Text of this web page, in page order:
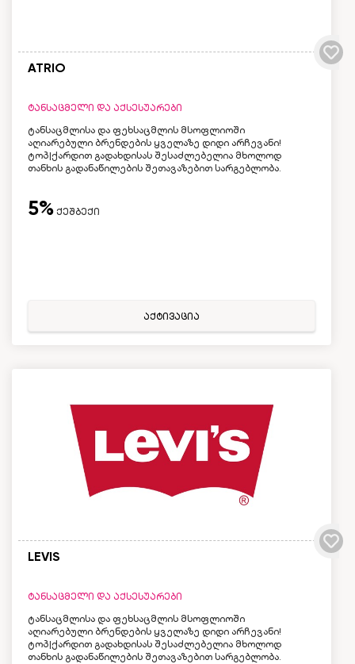
ATRIO
ტანსაცმელი და აქსესუარები
ტანსაცმლისა და ფეხსაცმლის მსოფლიოში
აღიარებული ბრენდების ყველაზე დიდი არჩევანი!
ტოპ|ქარდით გადახდისას შესაძლებელია მხოლოდ
თანხის გადანაწილების შეთავაზებით სარგებლობა.
5% ქეშბექი
აქტივაცია
LEVIS
ტანსაცმელი და აქსესუარები
ტანსაცმლისა და ფეხსაცმლის მსოფლიოში
აღიარებული ბრენდების ყველაზე დიდი არჩევანი!
ტოპ|ქარდით გადახდისას შესაძლებელია მხოლოდ
თანხის გადანაწილების შეთავაზებით სარგებლობა.